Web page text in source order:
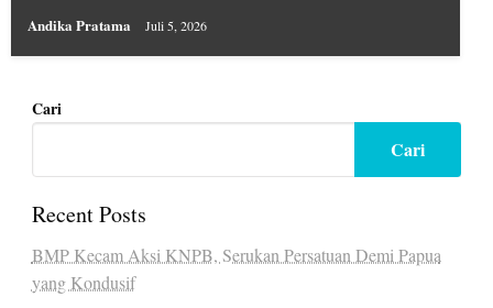
Andika Pratama Juli 5, 2026
Cari
Cari
Recent Posts
BMP Kecam Aksi KNPB, Serukan Persatuan Demi Papua
yang Kondusif